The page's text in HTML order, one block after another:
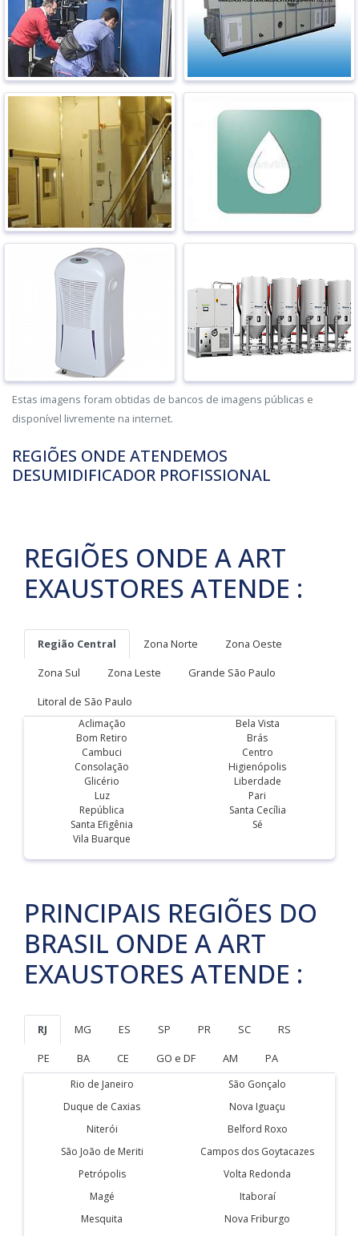
Estas imagens foram obtidas de bancos de imagens públicas e
disponível livremente na internet.
REGIÕES ONDE ATENDEMOS
DESUMIDIFICADOR PROFISSIONAL
REGIÕES ONDE A ART
EXAUSTORES ATENDE :
Região Central Zona Norte
Zona Oeste
Zona Sul
Zona Leste
Grande São Paulo
Litoral de São Paulo
Aclimação
Bela Vista
Bom Retiro
Brás
Cambuci
Centro
Consolação
Higienópolis
Glicério
Liberdade
Luz
Pari
República
Santa Cecília
Santa Efigênia
Sé
Vila Buarque
PRINCIPAIS REGIÕES DO
BRASIL ONDE A ART
EXAUSTORES ATENDE :
RJ MG ES SP PR SC
RS
PE
BA CE GO e DF AM PA
Rio de Janeiro
São Gonçalo
Duque de Caxias
Nova Iguaçu
Niterói
Belford Roxo
São João de Meriti
Campos dos Goytacazes
Petrópolis
Volta Redonda
Magé
Itaboraí
Mesquita
Nova Friburgo